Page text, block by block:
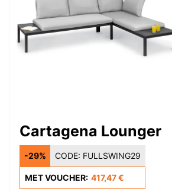
Cartagena Lounger
-29% CODE: FULLSWING29
MET VOUCHER: 417,47 €